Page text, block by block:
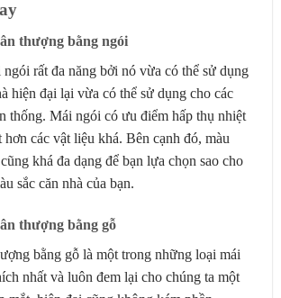
thượng bằng ngói
rất đa năng bởi nó vừa có thể sử dụng
hiện đại lại vừa có thể sử dụng cho các
thống. Mái ngói có ưu điểm hấp thụ nhiệt
hơn các vật liệu khá. Bên cạnh đó, màu
khá đa dạng để bạn lựa chọn sao cho
sắc căn nhà của bạn.
thượng bằng gỗ
bằng gỗ là một trong những loại mái
nhất và luôn đem lại cho chúng ta một